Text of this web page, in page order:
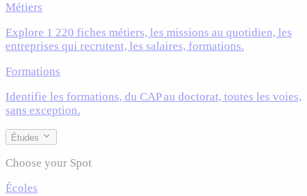
Métiers
Explore 1 220 fiches métiers, les missions au quotidien, les
entreprises qui recrutent, les salaires, formations.
Formations
Identifie les formations, du CAP au doctorat, toutes les voies,
sans exception.
Études
Choose your Spot
Écoles